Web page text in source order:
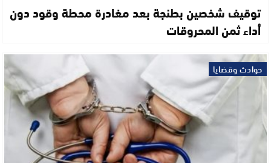
توقيف شخصين بطنجة بعد مغادرة محطة وقود دون
أداء ثمن المحروقات
حوادث وقضايا